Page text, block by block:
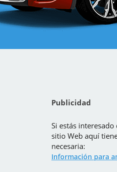
Publicidad
Si estás
sitio Web aquí
necesaria:
Información para